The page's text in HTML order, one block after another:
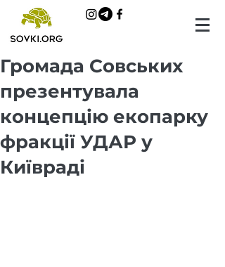
Громада Совських
презентувала
концепцію екопарку
фракції УДАР у
Київраді